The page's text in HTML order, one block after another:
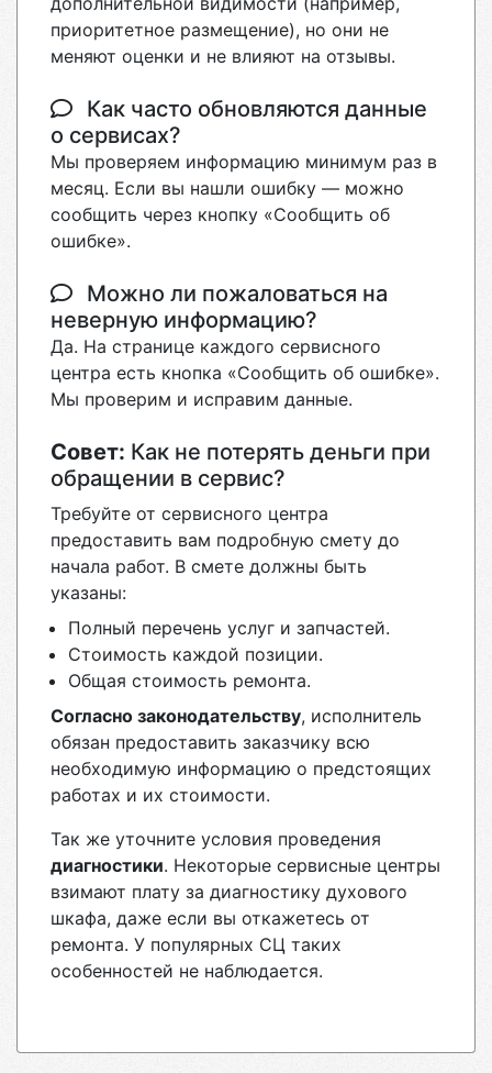
приоритетное размещение), но они не
меняют оценки и не влияют на отзывы.
Как часто обновляются данные
о сервисах?
Мы проверяем информацию минимум раз в
месяц. Если вы нашли ошибку — можно
сообщить через кнопку «Сообщить об
ошибке».
Можно ли пожаловаться на
неверную информацию?
Да. На странице каждого сервисного
центра есть кнопка «Сообщить об ошибке».
Мы проверим и исправим данные.
Совет: Как не потерять деньги при
обращении в сервис?
Требуйте от сервисного центра
предоставить вам подробную смету до
начала работ. В смете должны быть
указаны:
Полный перечень услуг и запчастей.
Стоимость каждой позиции.
Общая стоимость ремонта.
Согласно законодательству, исполнитель
обязан предоставить заказчику всю
необходимую информацию о предстоящих
работах и их стоимости.
Так же уточните условия проведения
диагностики. Некоторые сервисные центры
взимают плату за диагностику духового
шкафа, даже если вы откажетесь от
ремонта. У популярных СЦ таких
особенностей не наблюдается.